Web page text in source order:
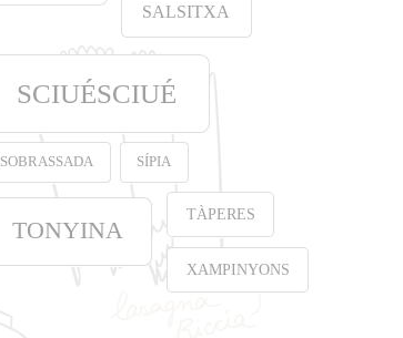
SALSITXA
SCIUÉSCIUÉ
SOBRASSADA SÍPIA
TONYINA
TÀPERES
XAMPINYONS